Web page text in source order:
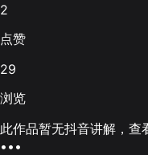
2
点赞
29
浏览
此作品暂无抖音讲解，查
•••